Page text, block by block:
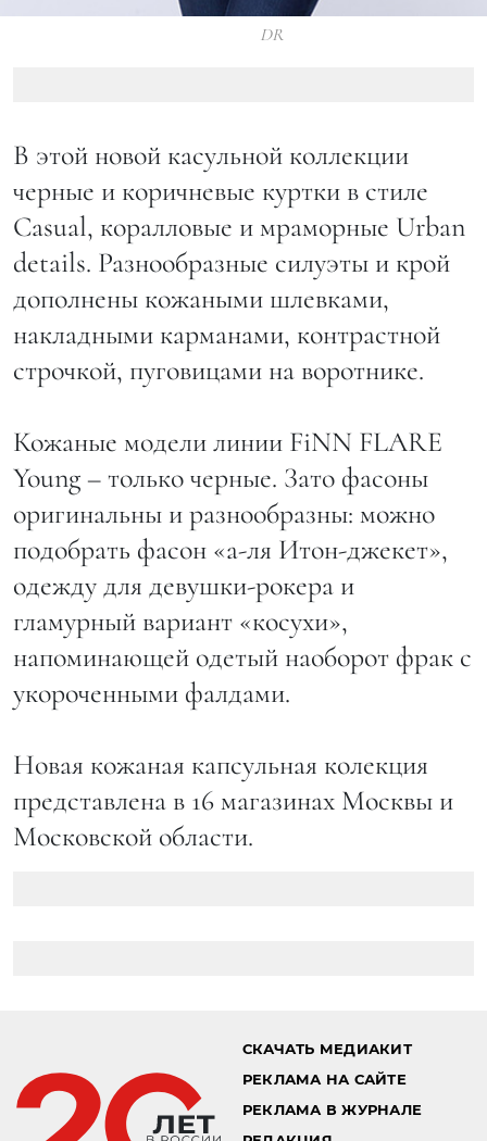
DR
В этой новой касульной коллекции
черные и коричневые куртки в стиле
Casual, коралловые и мраморные Urban
details. Разнообразные силуэты и крой
дополнены кожаными шлевками,
накладными карманами, контрастной
строчкой, пуговицами на воротнике.
Кожаные модели линии FiNN FLARE
Young – только черные. Зато фасоны
оригинальны и разнообразны: можно
подобрать фасон «а-ля Итон-джекет»,
одежду для девушки-рокера и
гламурный вариант «косухи»,
напоминающей одетый наоборот фрак с
укороченными фалдами.
Новая кожаная капсульная колекция
представлена в 16 магазинах Москвы и
Московской области.
СКАЧАТЬ МЕДИАКИТ
РЕКЛАМА НА САЙТЕ
РЕКЛАМА В ЖУРНАЛЕ